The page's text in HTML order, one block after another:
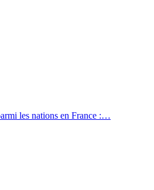
les nations en France :…